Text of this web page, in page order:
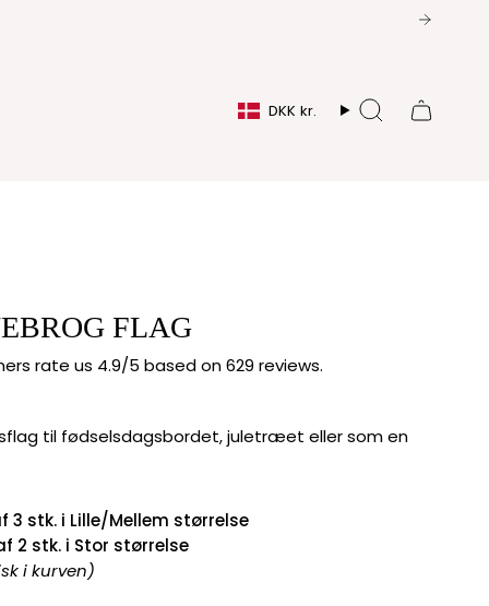
VALUTA
DKK kr. Søg
FLAG
rate us 4.9/5 based on 629 reviews.
til fødselsdagsbordet,juletræet eller som en
3 stk. i Lille/Mellem størrelse
2 stk. i Stor størrelse
i kurven)